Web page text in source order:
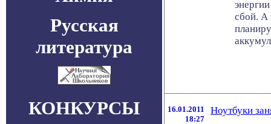
Русская
литература
КОНКУРСЫ
сбой. А
16.01.2011
18:27
Ноутбуки